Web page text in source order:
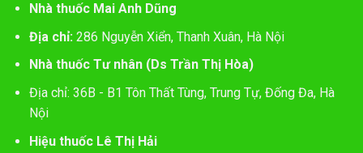
Nhà thuốc Mai Anh Dũng
Địa chỉ:286 Nguyễn Xiển, Thanh Xuân, Hà Nội
Nhà thuốc Tư nhân (Ds Trần Thị Hòa)
Địa chỉ: 36B - B1 Tôn Thất Tùng, Trung Tự, Đống Đa, Hà
Nội
Hiệu thuốc Lê Thị Hải